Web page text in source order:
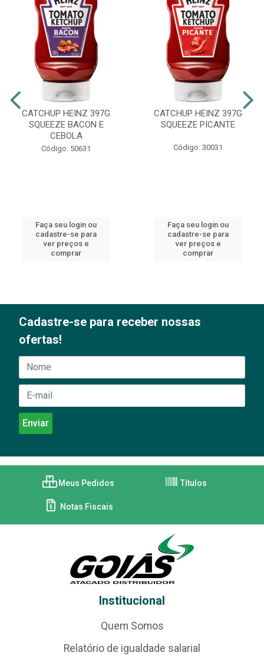
CATCHUP HEINZ 397G
SQUEEZE BACON E
CEBOLA
Código: 50631
Faça seu login ou
cadastre-se para
ver preços e
comprar
CATCHUP HEINZ 397G
SQUEEZE PICANTE
Código: 30031
Faça seu login ou
cadastre-se para
ver preços e
comprar
Cadastre-se para receber nossas
ofertas!
Meus Pedidos Títulos
Notas Fiscais
Institucional
Quem Somos
Relatório de igualdade salarial